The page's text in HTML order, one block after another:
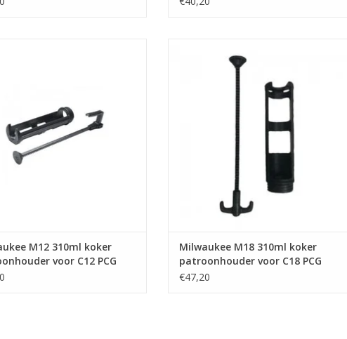
AAN WINKELWAGEN
M12 310ml koker
voor C12 PCG
geschikt voor de M18 PCG Milwaukee
kitspuit. Inclusief plunjerstang
4932352937, zuiger voor patroonhouder
en voedingsschroef 44700330.
TOEVOEGEN AAN WINKELWAGEN
Milwaukee M18 310ml koker
patroonhouder voor C18 PCG
€47,20